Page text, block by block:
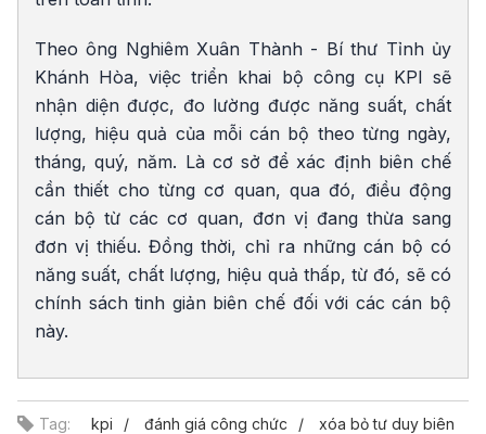
Theo ông Nghiêm Xuân Thành - Bí thư Tỉnh ủy
Khánh Hòa, việc triển khai bộ công cụ KPI sẽ
nhận diện được, đo lường được năng suất, chất
lượng, hiệu quả của mỗi cán bộ theo từng ngày,
tháng, quý, năm. Là cơ sở để xác định biên chế
cần thiết cho từng cơ quan, qua đó, điều động
cán bộ từ các cơ quan, đơn vị đang thừa sang
đơn vị thiếu. Đồng thời, chỉ ra những cán bộ có
năng suất, chất lượng, hiệu quả thấp, từ đó, sẽ có
chính sách tinh giản biên chế đối với các cán bộ
này.
Tag: kpi đánh giá công chức
xóa bỏ tư duy biên